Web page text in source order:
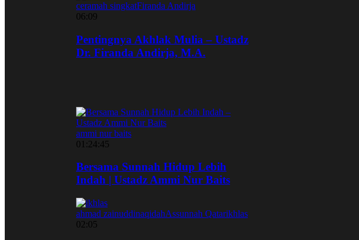
ceramah singkatFiranda Andirja
06:09
Pentingnya Akhlak Mulia – Ustadz
Dr. Firanda Andirja, M.A.
ammi nur baits
01:24:45
Bersama Sunnah Hidup Lebih
Indah | Ustadz Ammi Nur Baits
ahmad zainuddinaqidahAssunnah Qatarikhlas
02:05